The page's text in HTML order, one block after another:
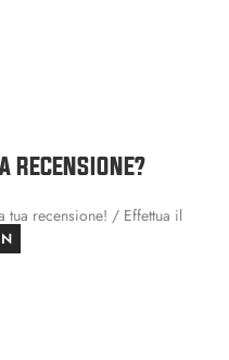
RECENSIONE?
recensione! / Effettua il